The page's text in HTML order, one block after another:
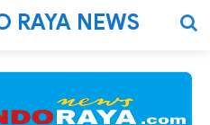
RAYA NEWS